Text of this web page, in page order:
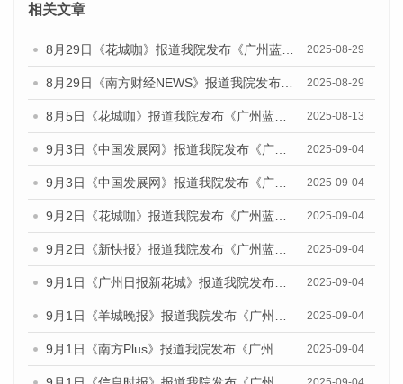
相关文章
2025-08-29
2025-08-29
2025-08-13
2025-09-04
2025-09-04
2025-09-04
2025-09-04
2025-09-04
2025-09-04
2025-09-04